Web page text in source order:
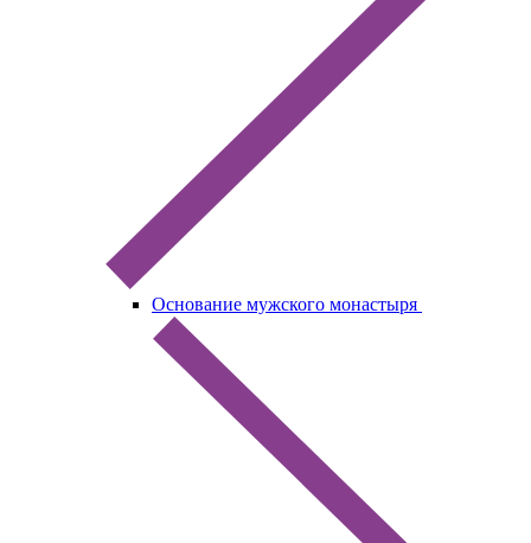
Основание мужского монастыря